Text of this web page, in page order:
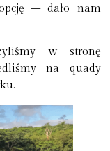
– dało nam
w stronę
na quady